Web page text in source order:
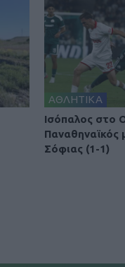
ΑΘΛΗΤΙΚΑ
Ισόπαλος στο
Παναθηναϊκός
Σόφιας (1-1)